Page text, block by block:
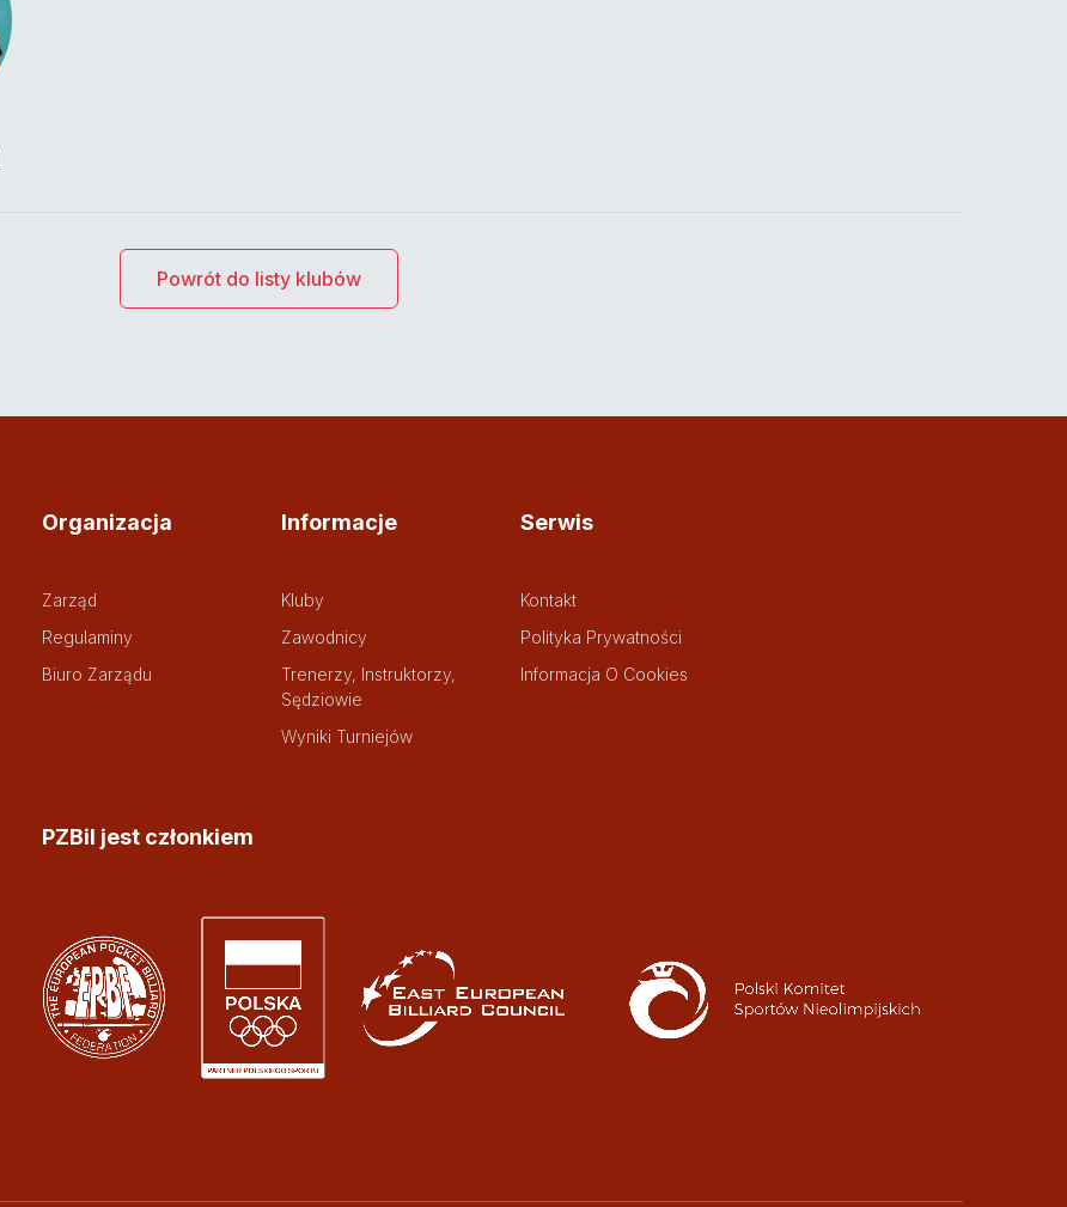
Powrót do listy klubów
Organizacja
Zarząd
Regulaminy
Biuro Zarządu
Informacje
Kluby
Zawodnicy
Trenerzy, Instruktorzy,
Sędziowie
Wyniki Turniejów
Serwis
Kontakt
Polityka Prywatności
Informacja O Cookies
PZBil jest członkiem